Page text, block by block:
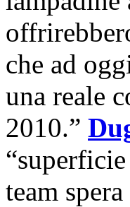
che ad
una reale
2010.”
team